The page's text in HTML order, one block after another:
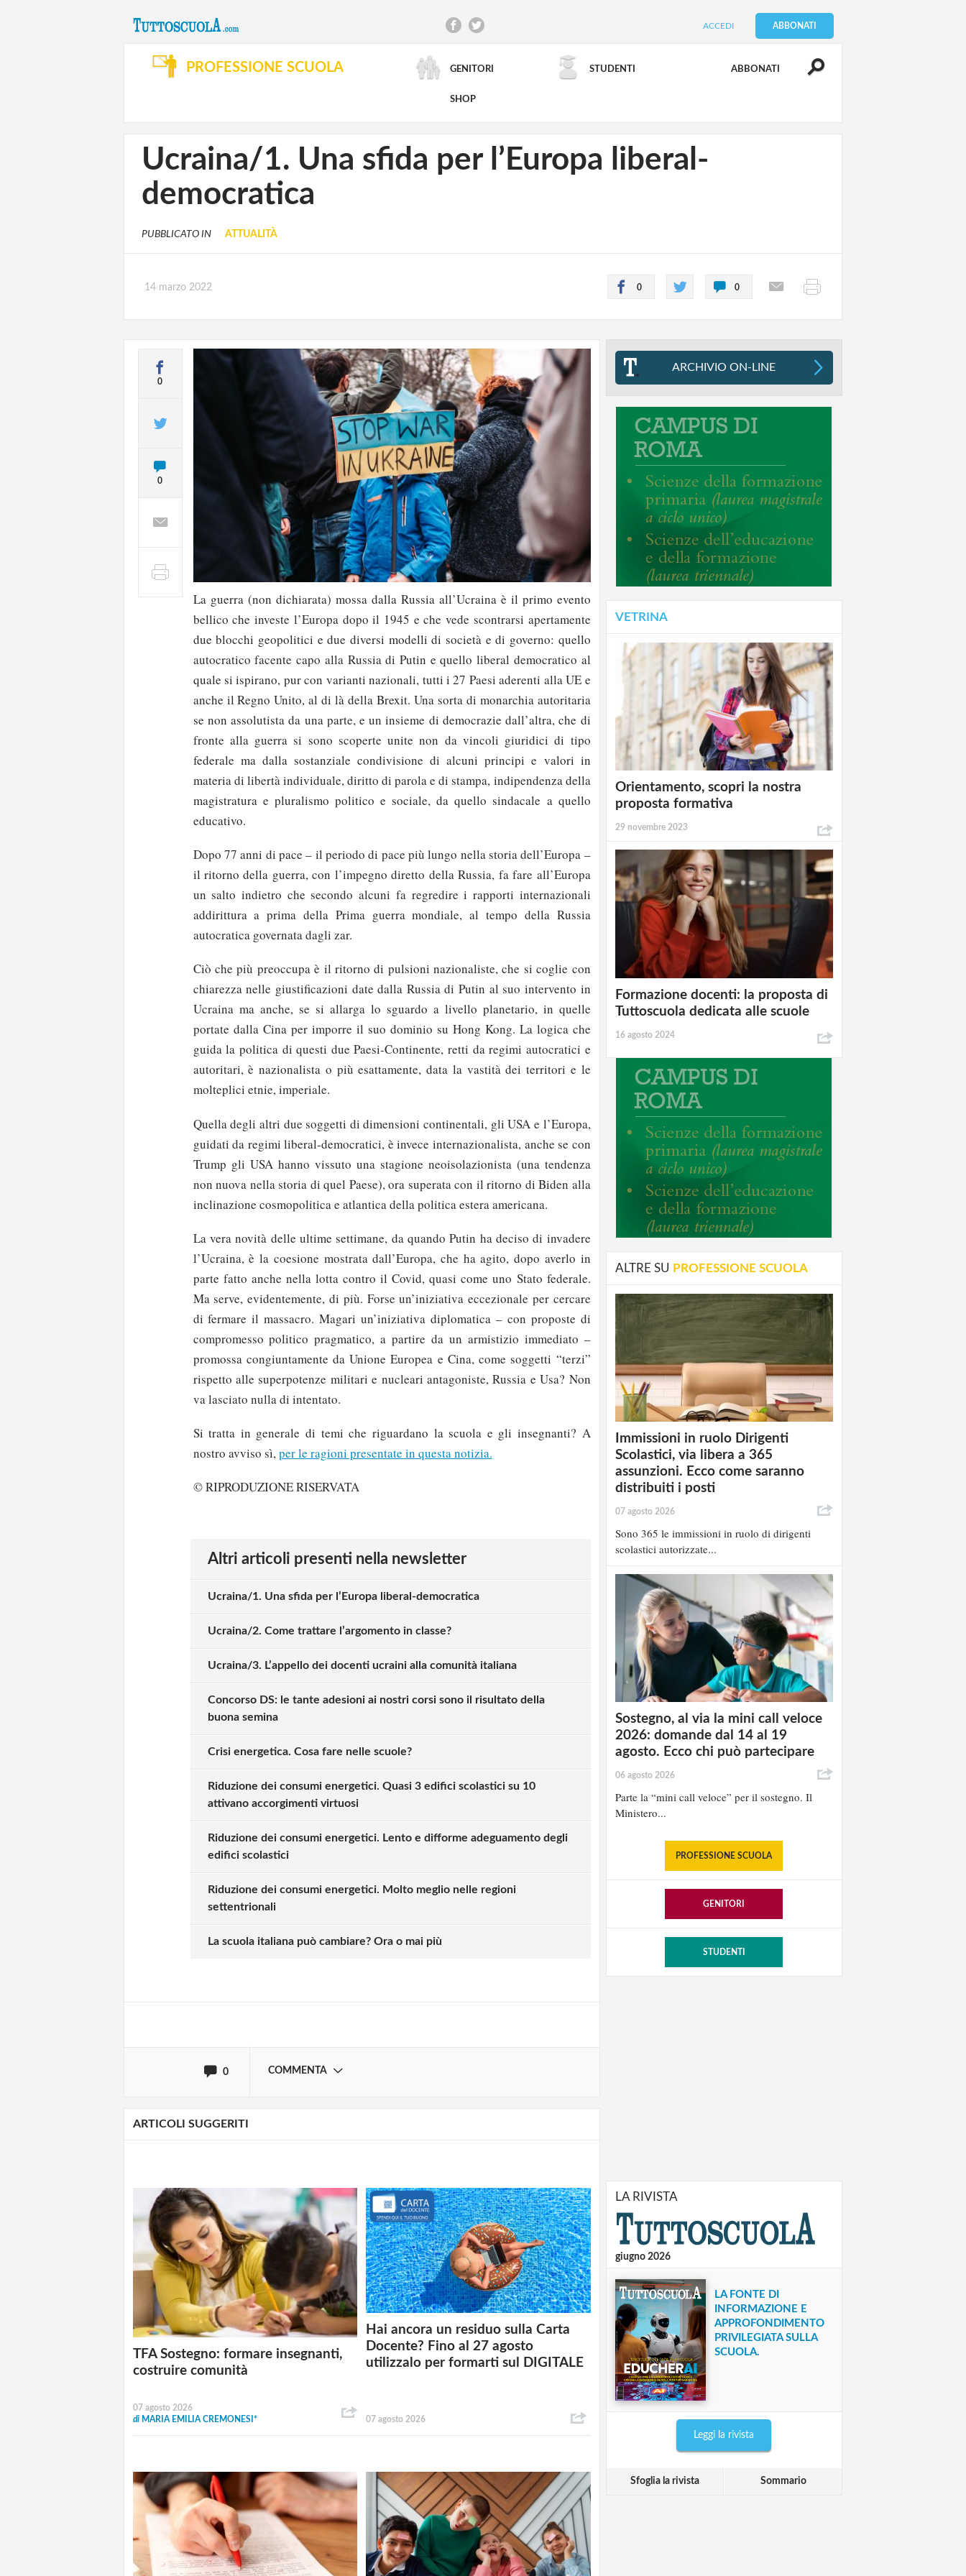
ACCEDI ABBONATI
PROFESSIONE SCUOLA GENITORI STUDENTI ABBONATI
SHOP
RICERCA AVANZATA
Ucraina/1. Una sfida per l’Europa liberal-
democratica
PUBBLICATO IN ATTUALITÀ
14 marzo 2022 0 0
0
0
La guerra (non dichiarata) mossa dalla Russia all’Ucraina è il primo evento
bellico che investe l’Europa dopo il 1945 e che vede scontrarsi apertamente
due blocchi geopolitici e due diversi modelli di società e di governo: quello
autocratico facente capo alla Russia di Putin e quello liberal democratico al
quale si ispirano, pur con varianti nazionali, tutti i 27 Paesi aderenti alla UE e
anche il Regno Unito, al di là della Brexit. Una sorta di monarchia autoritaria
se non assolutista da una parte, e un insieme di democrazie dall’altra, che di
fronte alla guerra si sono scoperte unite non da vincoli giuridici di tipo
federale ma dalla sostanziale condivisione di alcuni principi e valori in
materia di libertà individuale, diritto di parola e di stampa, indipendenza della
magistratura e pluralismo politico e sociale, da quello sindacale a quello
educativo.
Dopo 77 anni di pace – il periodo di pace più lungo nella storia dell’Europa –
il ritorno della guerra, con l’impegno diretto della Russia, fa fare all’Europa
un salto indietro che secondo alcuni fa regredire i rapporti internazionali
addirittura a prima della Prima guerra mondiale, al tempo della Russia
autocratica governata dagli zar.
Ciò che più preoccupa è il ritorno di pulsioni nazionaliste, che si coglie con
chiarezza nelle giustificazioni date dalla Russia di Putin al suo intervento in
Ucraina ma anche, se si allarga lo sguardo a livello planetario, in quelle
portate dalla Cina per imporre il suo dominio su Hong Kong. La logica che
guida la politica di questi due Paesi-Continente, retti da regimi autocratici e
autoritari, è nazionalista o più esattamente, data la vastità dei territori e le
molteplici etnie, imperiale.
Quella degli altri due soggetti di dimensioni continentali, gli USA e l’Europa,
guidati da regimi liberal-democratici, è invece internazionalista, anche se con
Trump gli USA hanno vissuto una stagione neoisolazionista (una tendenza
non nuova nella storia di quel Paese), ora superata con il ritorno di Biden alla
inclinazione cosmopolitica e atlantica della politica estera americana.
La vera novità delle ultime settimane, da quando Putin ha deciso di invadere
l’Ucraina, è la coesione mostrata dall’Europa, che ha agito, dopo averlo in
parte fatto anche nella lotta contro il Covid, quasi come uno Stato federale.
Ma serve, evidentemente, di più. Forse un’iniziativa eccezionale per cercare
di fermare il massacro. Magari un’iniziativa diplomatica – con proposte di
compromesso politico pragmatico, a partire da un armistizio immediato –
promossa congiuntamente da Unione Europea e Cina, come soggetti “terzi”
rispetto alle superpotenze militari e nucleari antagoniste, Russia e Usa? Non
va lasciato nulla di intentato.
Si tratta in generale di temi che riguardano la scuola e gli insegnanti? A
nostro avviso sì,per le ragioni presentate in questa notizia.
© RIPRODUZIONE RISERVATA
Altri articoli presenti nella newsletter
Ucraina/1. Una sfida per l’Europa liberal-democratica
Ucraina/2. Come trattare l’argomento in classe?
Ucraina/3. L’appello dei docenti ucraini alla comunità italiana
Concorso DS: le tante adesioni ai nostri corsi sono il risultato della
buona semina
Crisi energetica. Cosa fare nelle scuole?
Riduzione dei consumi energetici. Quasi 3 edifici scolastici su 10
attivano accorgimenti virtuosi
Riduzione dei consumi energetici. Lento e difforme adeguamento degli
edifici scolastici
Riduzione dei consumi energetici. Molto meglio nelle regioni
settentrionali
La scuola italiana può cambiare? Ora o mai più
0 COMMENTA
Solo gli utenti registrati possono commentare!
ARTICOLI SUGGERITI
TFA Sostegno: formare insegnanti,
costruire comunità
07 agosto 2026
di MARIA EMILIA CREMONESI*
Hai ancora un residuo sulla Carta
Docente? Fino al 27 agosto
utilizzalo per formarti sul DIGITALE
07 agosto 2026
ARCHIVIO ON-LINE
VETRINA
Orientamento, scopri la nostra
proposta formativa
29 novembre 2023
Formazione docenti: la proposta di
Tuttoscuola dedicata alle scuole
16 agosto 2024
ALTRE SU PROFESSIONE SCUOLA
Immissioni in ruolo Dirigenti
Scolastici, via libera a 365
assunzioni. Ecco come saranno
distribuiti i posti
07 agosto 2026
Sono 365 le immissioni in ruolo di dirigenti
scolastici autorizzate...
Sostegno, al via la mini call veloce
2026: domande dal 14 al 19
agosto. Ecco chi può partecipare
06 agosto 2026
Parte la “mini call veloce” per il sostegno. Il
Ministero...
PROFESSIONE SCUOLA
GENITORI
STUDENTI
LA RIVISTA
giugno 2026
LA FONTE DI
INFORMAZIONE E
APPROFONDIMENTO
PRIVILEGIATA SULLA
SCUOLA.
Leggi la rivista
Sfoglia la rivista Sommario